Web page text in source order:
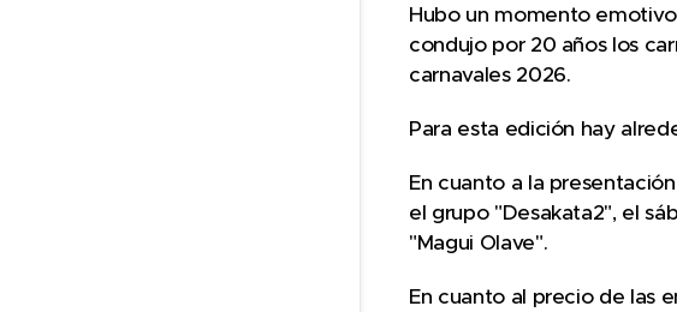
Hubo un momento
condujo por 20 años los
carnavales 2026.
Para esta edición hay
En cuanto a la
el grupo "Desakata2", el
"Magui Olave".
En cuanto al precio de las